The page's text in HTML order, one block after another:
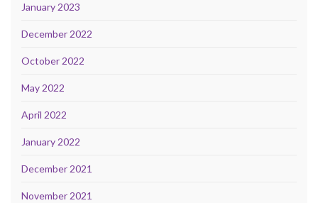
January 2023
December 2022
October 2022
May 2022
April 2022
January 2022
December 2021
November 2021